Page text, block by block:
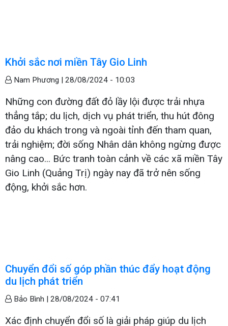
Khởi sắc nơi miền Tây Gio Linh
Nam Phương | 28/08/2024 - 10:03
Những con đường đất đỏ lầy lội được trải nhựa
thẳng tắp; du lịch, dịch vụ phát triển, thu hút đông
đảo du khách trong và ngoài tỉnh đến tham quan,
trải nghiệm; đời sống Nhân dân không ngừng được
nâng cao... Bức tranh toàn cảnh về các xã miền Tây
Gio Linh (Quảng Trị) ngày nay đã trở nên sống
động, khởi sắc hơn.
Chuyển đổi số góp phần thúc đẩy hoạt động
du lịch phát triển
Bảo Bình | 28/08/2024 - 07:41
Xác định chuyển đổi số là giải pháp giúp du lịch